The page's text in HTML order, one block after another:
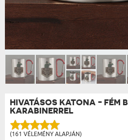
HIVATÁSOS KATONA - FÉM
KARABINERREL
(161 VÉLEMÉNY ALAPJÁN)